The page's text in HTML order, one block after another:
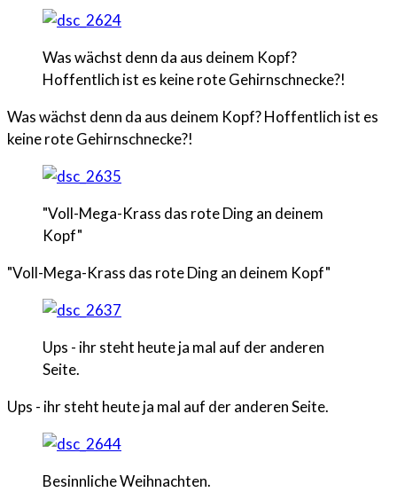
Was wächst denn da aus deinem Kopf?
Hoffentlich ist es keine rote Gehirnschnecke?!
Was wächst denn da aus deinem Kopf? Hoffentlich ist es
keine rote Gehirnschnecke?!
"Voll-Mega-Krass das rote Ding an deinem
Kopf"
"Voll-Mega-Krass das rote Ding an deinem Kopf"
Ups - ihr steht heute ja mal auf der anderen
Seite.
Ups - ihr steht heute ja mal auf der anderen Seite.
Besinnliche Weihnachten.